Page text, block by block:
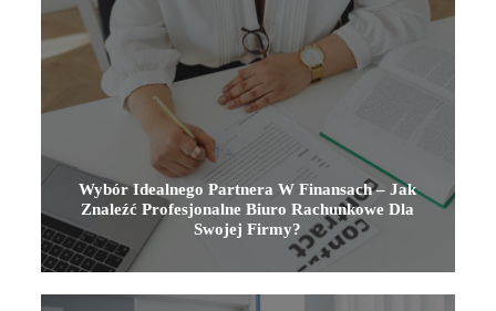
Wybór Idealnego Partnera W Finansach – Jak
Znaleźć Profesjonalne Biuro Rachunkowe Dla
Swojej Firmy?